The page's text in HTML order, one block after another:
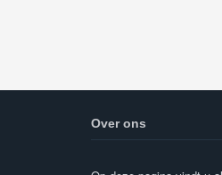
Over ons